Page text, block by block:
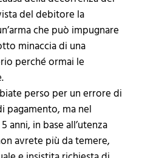
del debitore la
che può impugnare
minaccia di una
perché ormai le
perso per un errore di
pagamento, ma nel
in base all’utenza
avrete più da temere,